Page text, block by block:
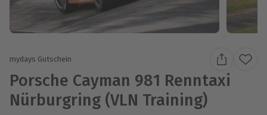
mydays Gutschein
Porsche Cayman 981 Renntaxi
Nürburgring (VLN Training)